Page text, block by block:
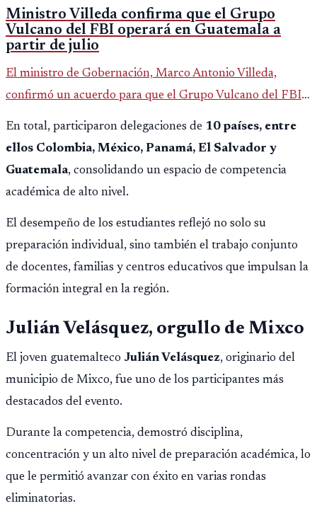
Ministro Villeda confirma que el Grupo
Vulcano del FBI operará en Guatemala a
partir de julio
El ministro de Gobernación, Marco Antonio Villeda,
confirmó un acuerdo para que el Grupo Vulcano del FBI
opere en Guatemala a partir de julio, tras un intento
fallido con la administración anterior del Ministerio
Público.
En total, participaron delegaciones de 10 países, entre
ellos Colombia, México, Panamá, El Salvador y
Guatemala, consolidando un espacio de competencia
académica de alto nivel.
El desempeño de los estudiantes reflejó no solo su
preparación individual, sino también el trabajo conjunto
de docentes, familias y centros educativos que impulsan la
formación integral en la región.
Julián Velásquez, orgullo de Mixco
El joven guatemalteco Julián Velásquez, originario del
municipio de Mixco, fue uno de los participantes más
destacados del evento.
Durante la competencia, demostró disciplina,
concentración y un alto nivel de preparación académica, lo
que le permitió avanzar con éxito en varias rondas
eliminatorias.